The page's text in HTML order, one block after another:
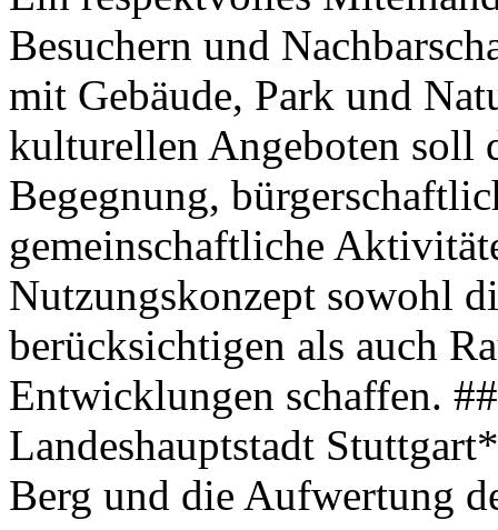
Besuchern und
mit Gebäude, Park und
kulturellen Angeboten soll
Begegnung,
gemeinschaftliche
Nutzungskonzept sowohl
berücksichtigen als auch
Entwicklungen schaffen.
Landeshauptstadt
Berg und die Aufwertung